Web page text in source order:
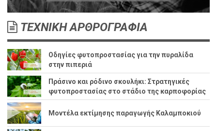
ΤΕΧΝΙΚΗ ΑΡΘΡΟΓΡΑΦΙΑ
Οδηγίες φυτοπροστασίας για την πυραλίδα
στην πιπεριά
Πράσινο και ρόδινο σκουλήκι: Στρατηγικές
φυτοπροστασίας στο στάδιο της καρποφορίας
Μοντέλα εκτίμησης παραγωγής Καλαμποκιού